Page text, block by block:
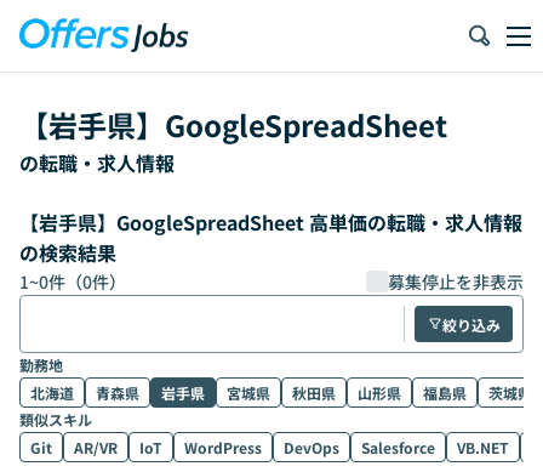
【岩手県】 GoogleSpreadSheet
の転職・求人情報
【岩手県】GoogleSpreadSheet 高単価の転職・求人情報
の検索結果
1~0件（0件） 募集停止を非表示
絞り込み
勤務地
北海道
青森県 岩手県 宮城県 秋田県 山形県 福島県
茨城県
類似スキル
Git
AR/VR IoT WordPress DevOps Salesforce VB.NET